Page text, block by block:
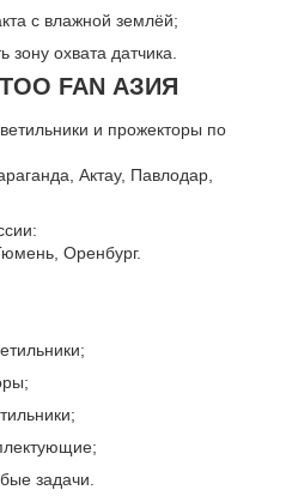
с влажной землёй;
зону охвата датчика.
FAN АЗИЯ
и прожекторы по
Актау, Павлодар,
Оренбург.
задачи.